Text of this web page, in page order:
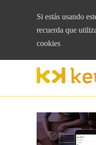
Si estás usando
recuerda que
cookies